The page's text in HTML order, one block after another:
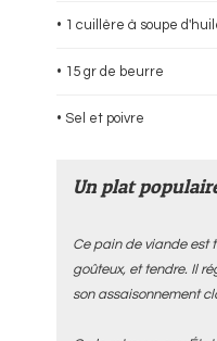
• 1 cuillère à soupe
• 15 gr de beurre
• Sel et poivre
Un plat
Ce pain de viande est
goûteux, et tendre. Il
son assaisonnement